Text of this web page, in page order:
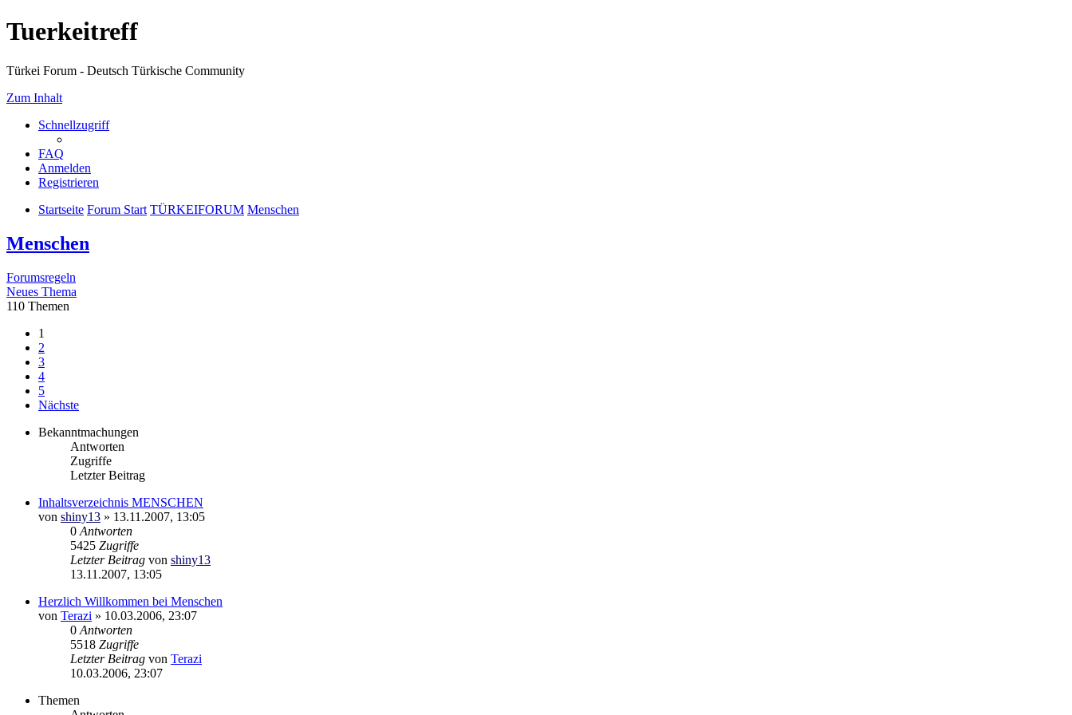
Tuerkeitreff
Türkei Forum - Deutsch Türkische Community
Zum Inhalt
Schnellzugriff
FAQ
Anmelden
Registrieren
Startseite Forum Start TÜRKEIFORUM Menschen
Menschen
Forumsregeln
Neues Thema
110 Themen
1
2
3
4
5
Nächste
Bekanntmachungen
Antworten
Zugriffe
Letzter Beitrag
Inhaltsverzeichnis MENSCHEN
von shiny13 » 13.11.2007, 13:05
0 Antworten
5425 Zugriffe
Letzter Beitrag von shiny13
13.11.2007, 13:05
Herzlich Willkommen bei Menschen
von Terazi » 10.03.2006, 23:07
0 Antworten
5518 Zugriffe
Letzter Beitrag von Terazi
10.03.2006, 23:07
Themen